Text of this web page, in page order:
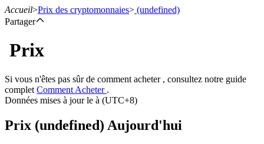
Accueil>Prix des cryptomonnaies> (undefined)
Partager
Prix
Si vous n'êtes pas sûr de comment acheter , consultez notre guide
complet Comment Acheter .
Données mises à jour le à (UTC+8)
Prix (undefined) Aujourd'hui